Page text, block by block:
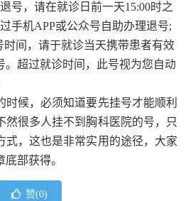
号，请在就诊日前一天15:00时之
手机APP或公众号自助办理退号;
时间，请于就诊当天携带患者有效
。超过就诊时间，此号视为您自动
候，必须知道要先挂号才能顺利
然很多人挂不到胸科医院的号，只
式，这也是非常实用的途径，大家
部获得。
赞(0)